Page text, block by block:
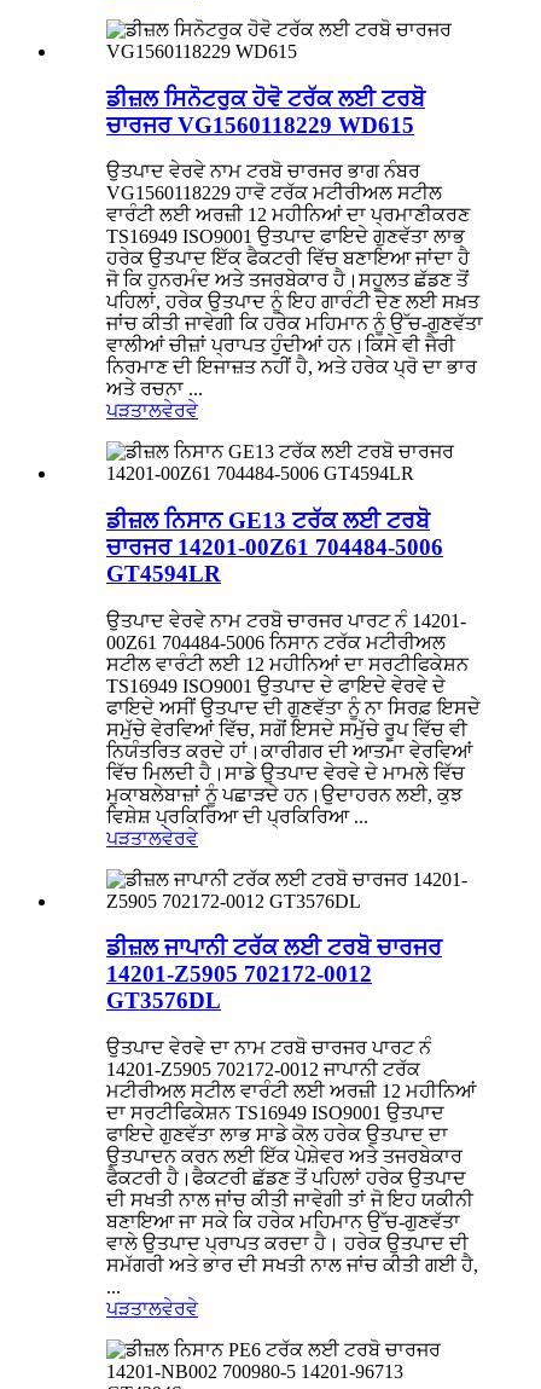
ਡੀਜ਼ਲ ਸਿਨੋਟਰੁਕ ਹੋਵੋ ਟਰੱਕ ਲਈ ਟਰਬੋ
ਚਾਰਜਰ VG1560118229 WD615
ਉਤਪਾਦ ਵੇਰਵੇ ਨਾਮ ਟਰਬੋ ਚਾਰਜਰ ਭਾਗ ਨੰਬਰ
VG1560118229 ਹਾਵੋ ਟਰੱਕ ਮਟੀਰੀਅਲ ਸਟੀਲ
ਵਾਰੰਟੀ ਲਈ ਅਰਜ਼ੀ 12 ਮਹੀਨਿਆਂ ਦਾ ਪ੍ਰਮਾਣੀਕਰਣ
TS16949 ISO9001 ਉਤਪਾਦ ਫਾਇਦੇ ਗੁਣਵੱਤਾ ਲਾਭ
ਹਰੇਕ ਉਤਪਾਦ ਇੱਕ ਫੈਕਟਰੀ ਵਿੱਚ ਬਣਾਇਆ ਜਾਂਦਾ ਹੈ
ਜੋ ਕਿ ਹੁਨਰਮੰਦ ਅਤੇ ਤਜਰਬੇਕਾਰ ਹੈ।ਸਹੂਲਤ ਛੱਡਣ ਤੋਂ
ਪਹਿਲਾਂ, ਹਰੇਕ ਉਤਪਾਦ ਨੂੰ ਇਹ ਗਾਰੰਟੀ ਦੇਣ ਲਈ ਸਖ਼ਤ
ਜਾਂਚ ਕੀਤੀ ਜਾਵੇਗੀ ਕਿ ਹਰੇਕ ਮਹਿਮਾਨ ਨੂੰ ਉੱਚ-ਗੁਣਵੱਤਾ
ਵਾਲੀਆਂ ਚੀਜ਼ਾਂ ਪ੍ਰਾਪਤ ਹੁੰਦੀਆਂ ਹਨ।ਕਿਸੇ ਵੀ ਜੈਰੀ
ਨਿਰਮਾਣ ਦੀ ਇਜਾਜ਼ਤ ਨਹੀਂ ਹੈ, ਅਤੇ ਹਰੇਕ ਪ੍ਰੋ ਦਾ ਭਾਰ
ਅਤੇ ਰਚਨਾ ...
ਪੜਤਾਲਵੇਰਵੇ
ਡੀਜ਼ਲ ਨਿਸਾਨ GE13 ਟਰੱਕ ਲਈ ਟਰਬੋ
ਚਾਰਜਰ 14201-00Z61 704484-5006
GT4594LR
ਉਤਪਾਦ ਵੇਰਵੇ ਨਾਮ ਟਰਬੋ ਚਾਰਜਰ ਪਾਰਟ ਨੰ 14201-
00Z61 704484-5006 ਨਿਸਾਨ ਟਰੱਕ ਮਟੀਰੀਅਲ
ਸਟੀਲ ਵਾਰੰਟੀ ਲਈ 12 ਮਹੀਨਿਆਂ ਦਾ ਸਰਟੀਫਿਕੇਸ਼ਨ
TS16949 ISO9001 ਉਤਪਾਦ ਦੇ ਫਾਇਦੇ ਵੇਰਵੇ ਦੇ
ਫਾਇਦੇ ਅਸੀਂ ਉਤਪਾਦ ਦੀ ਗੁਣਵੱਤਾ ਨੂੰ ਨਾ ਸਿਰਫ਼ ਇਸਦੇ
ਸਮੁੱਚੇ ਵੇਰਵਿਆਂ ਵਿੱਚ, ਸਗੋਂ ਇਸਦੇ ਸਮੁੱਚੇ ਰੂਪ ਵਿੱਚ ਵੀ
ਨਿਯੰਤਰਿਤ ਕਰਦੇ ਹਾਂ।ਕਾਰੀਗਰ ਦੀ ਆਤਮਾ ਵੇਰਵਿਆਂ
ਵਿੱਚ ਮਿਲਦੀ ਹੈ।ਸਾਡੇ ਉਤਪਾਦ ਵੇਰਵੇ ਦੇ ਮਾਮਲੇ ਵਿੱਚ
ਮੁਕਾਬਲੇਬਾਜ਼ਾਂ ਨੂੰ ਪਛਾੜਦੇ ਹਨ।ਉਦਾਹਰਨ ਲਈ, ਕੁਝ
ਵਿਸ਼ੇਸ਼ ਪ੍ਰਕਿਰਿਆ ਦੀ ਪ੍ਰਕਿਰਿਆ ...
ਪੜਤਾਲਵੇਰਵੇ
ਡੀਜ਼ਲ ਜਾਪਾਨੀ ਟਰੱਕ ਲਈ ਟਰਬੋ ਚਾਰਜਰ
14201-Z5905 702172-0012
GT3576DL
ਉਤਪਾਦ ਵੇਰਵੇ ਦਾ ਨਾਮ ਟਰਬੋ ਚਾਰਜਰ ਪਾਰਟ ਨੰ
14201-Z5905 702172-0012 ਜਾਪਾਨੀ ਟਰੱਕ
ਮਟੀਰੀਅਲ ਸਟੀਲ ਵਾਰੰਟੀ ਲਈ ਅਰਜ਼ੀ 12 ਮਹੀਨਿਆਂ
ਦਾ ਸਰਟੀਫਿਕੇਸ਼ਨ TS16949 ISO9001 ਉਤਪਾਦ
ਫਾਇਦੇ ਗੁਣਵੱਤਾ ਲਾਭ ਸਾਡੇ ਕੋਲ ਹਰੇਕ ਉਤਪਾਦ ਦਾ
ਉਤਪਾਦਨ ਕਰਨ ਲਈ ਇੱਕ ਪੇਸ਼ੇਵਰ ਅਤੇ ਤਜਰਬੇਕਾਰ
ਫੈਕਟਰੀ ਹੈ।ਫੈਕਟਰੀ ਛੱਡਣ ਤੋਂ ਪਹਿਲਾਂ ਹਰੇਕ ਉਤਪਾਦ
ਦੀ ਸਖਤੀ ਨਾਲ ਜਾਂਚ ਕੀਤੀ ਜਾਵੇਗੀ ਤਾਂ ਜੋ ਇਹ ਯਕੀਨੀ
ਬਣਾਇਆ ਜਾ ਸਕੇ ਕਿ ਹਰੇਕ ਮਹਿਮਾਨ ਉੱਚ-ਗੁਣਵੱਤਾ
ਵਾਲੇ ਉਤਪਾਦ ਪ੍ਰਾਪਤ ਕਰਦਾ ਹੈ। ਹਰੇਕ ਉਤਪਾਦ ਦੀ
ਸਮੱਗਰੀ ਅਤੇ ਭਾਰ ਦੀ ਸਖਤੀ ਨਾਲ ਜਾਂਚ ਕੀਤੀ ਗਈ ਹੈ,
...
ਪੜਤਾਲਵੇਰਵੇ